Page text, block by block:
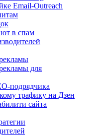
Email-Outreach
в спам
для
подрядчика
трафику на Дзен
сайта